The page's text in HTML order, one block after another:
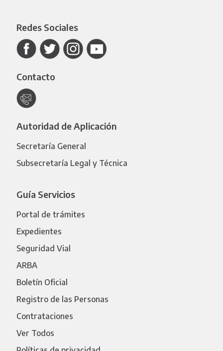
Redes Sociales
Contacto
Autoridad de Aplicación
Secretaría General
Subsecretaría Legal y Técnica
Guía Servicios
Portal de trámites
Expedientes
Seguridad Vial
ARBA
Boletín Oficial
Registro de las Personas
Contrataciones
Ver Todos